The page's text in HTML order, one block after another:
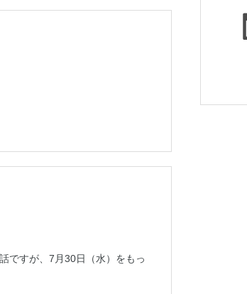
ですが、7月30日（水）をもっ